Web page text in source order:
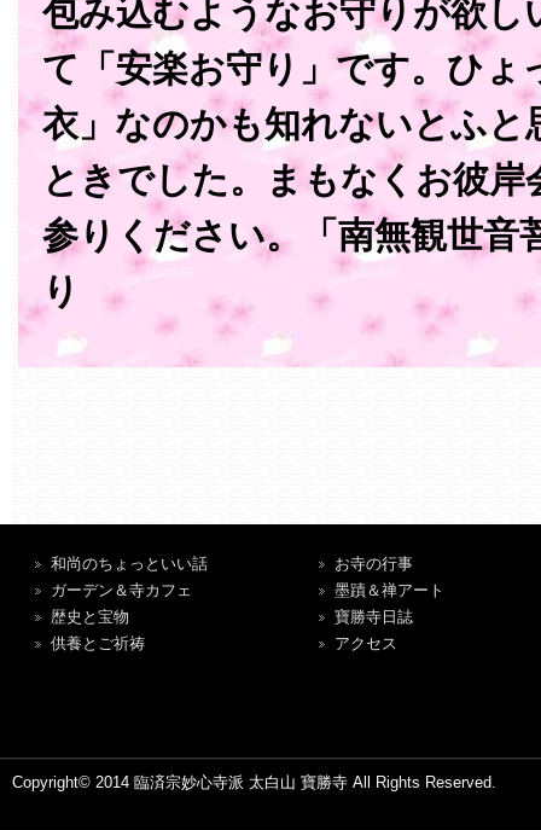
包み込むようなお守りが欲し
て「安楽お守り」です。ひょ
衣」なのかも知れないとふと
ときでした。まもなくお彼
参りください。「南無観世
り
和尚のちょっといい話
ガーデン＆寺カフェ
歴史と宝物
供養とご祈祷
お寺の行事
墨蹟＆禅アート
寶勝寺日誌
アクセス
Copyright© 2014 臨済宗妙心寺派 太白山 寶勝寺 All Rights Reserved.